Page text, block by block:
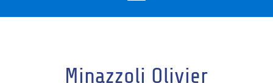
Minazzoli Olivier